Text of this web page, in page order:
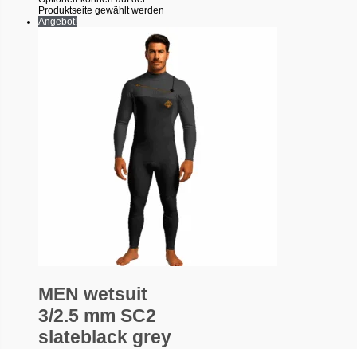
Produktseite gewählt werden
Angebot!
MEN wetsuit
3/2.5 mm SC2
slateblack grey